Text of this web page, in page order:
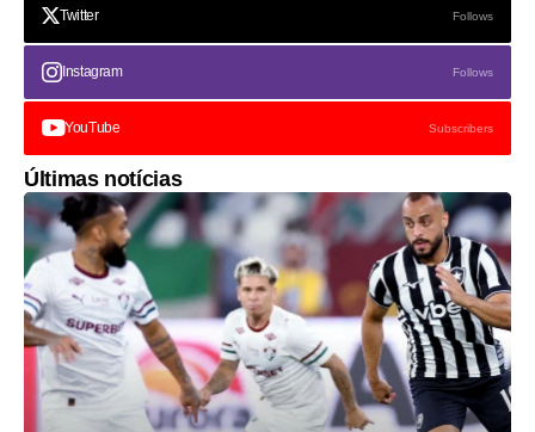
Twitter Follows
Instagram Follows
YouTube Subscribers
Últimas notícias